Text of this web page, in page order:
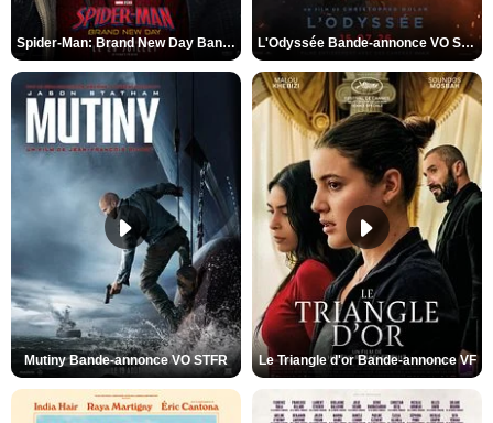
Spider-Man: Brand New Day Bande-annonce VO STFR L'Odyssée Bande-annonce VO STFR
Mutiny Bande-annonce VO STFR Le Triangle d'or Bande-annonce VF